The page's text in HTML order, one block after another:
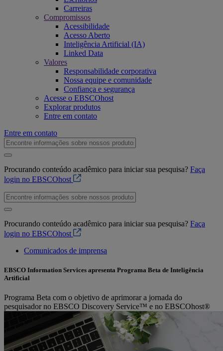
Carreiras
Compromissos
Acessibilidade
Acesso Aberto
Inteligência Artificial (IA)
Linked Data
Valores
Responsabilidade corporativa
Nossa equipe e comunidade
Confiança e segurança
Acesse o EBSCOhost
Explorar produtos
Entre em contato
Entre em contato
Procurando conteúdo acadêmico para iniciar sua pesquisa? Faça
login no EBSCOhost
Procurando conteúdo acadêmico para iniciar sua pesquisa? Faça
login no EBSCOhost
Comunicados de imprensa
EBSCO Information Services apresenta Programa Beta de Inteligência
Artificial
Programa Beta com o objetivo de aprimorar a jornada do
pesquisador no EBSCO Discovery Service™ e no EBSCOhost®